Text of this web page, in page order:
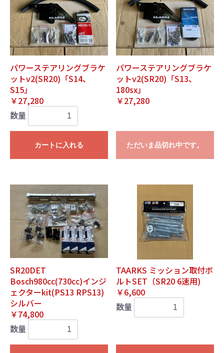
パワーステアリングブラケ
ットv2(SR20)「S14、
S15」
￥27,280
数量
カートに入れる
パワーステアリングブラケ
ットv2(SR20)「S13、
180sx」
￥27,280
ただいま品切れ中です。
SR20DET
Bosch980cc(730cc)インジ
ェクターkit(PS13 RPS13)
シルバー
￥74,800
数量
TAARKS ミッション取付ボ
ルトSET（SR20 6速用)
￥6,600
数量